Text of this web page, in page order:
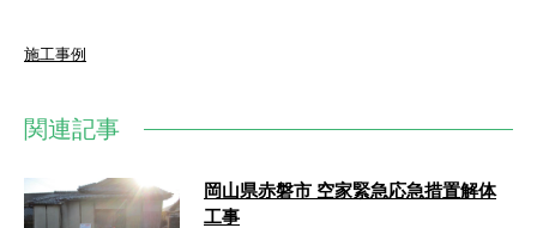
施工事例
関連記事
岡山県赤磐市 空家緊急応急措置解体
工事